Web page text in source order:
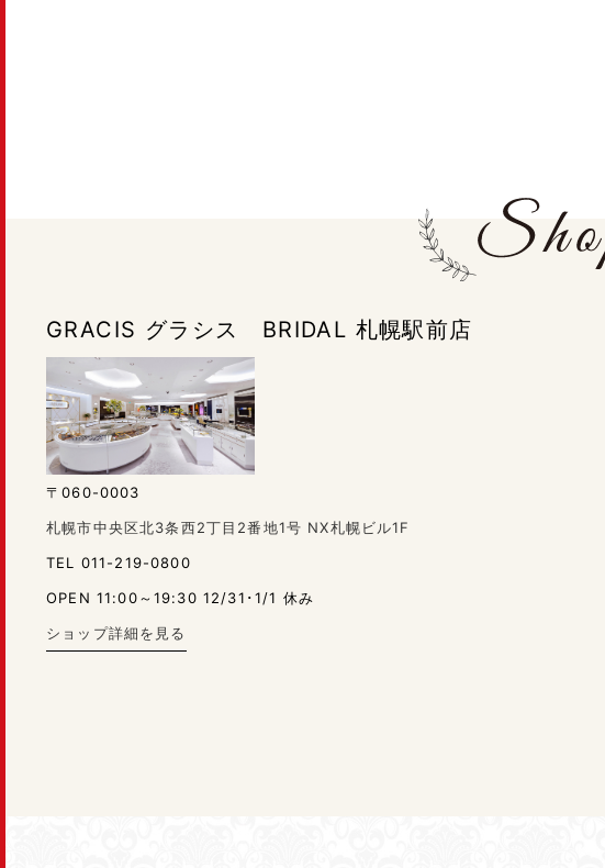
GRACIS グラシス BRIDAL 札幌駅前店
〒060-0003
札幌市中央区北3条西2丁目2番地1号 NX札幌ビル1F
TEL 011-219-0800
OPEN 11:00～19:30 12/31･1/1 休み
ショップ詳細を見る